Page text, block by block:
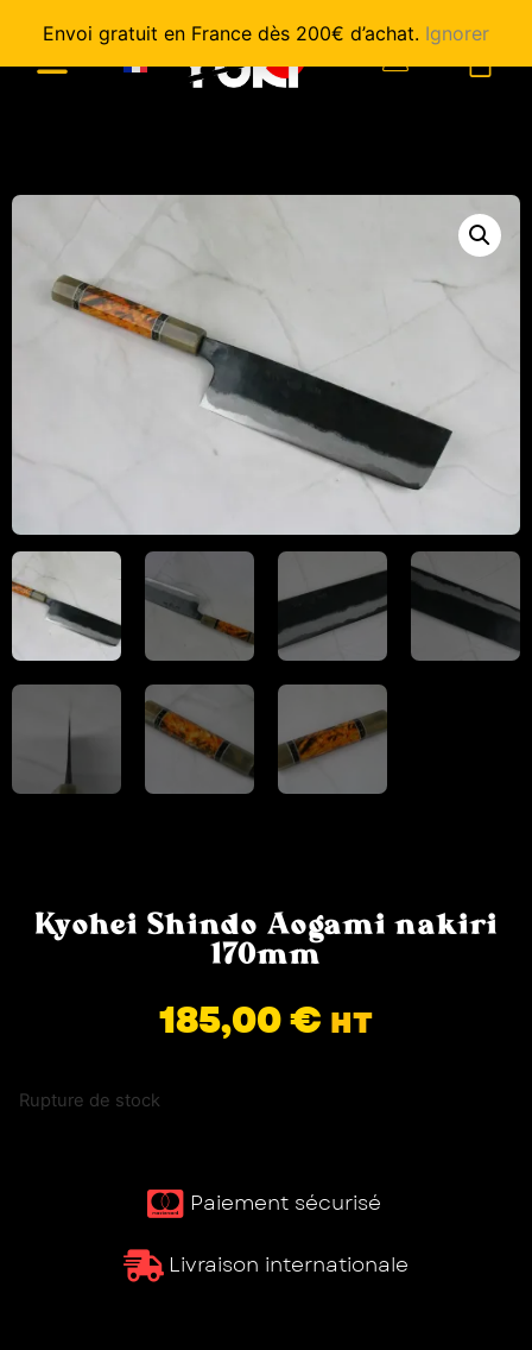
Envoi gratuit en France dès 200€ d’achat. Ignorer
Kyohei Shindo Aogami nakiri
170mm
185,00€ HT
Rupture de stock
Paiement sécurisé ​
Livraison internationale